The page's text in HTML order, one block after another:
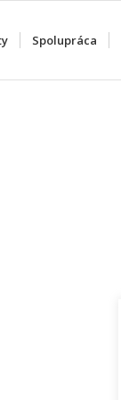
Spolupráca